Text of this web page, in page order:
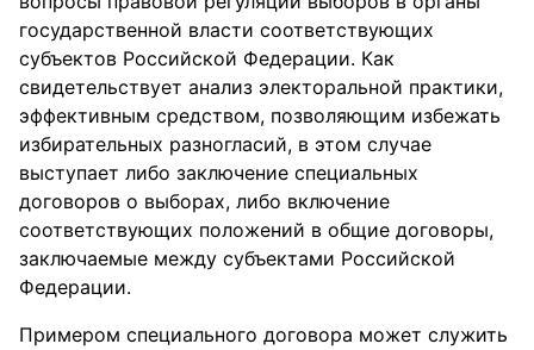
государственной власти соответствующих
субъектов Российской Федерации. Как
свидетельствует анализ электоральной практики,
эффективным средством, позволяющим избежать
избирательных разногласий, в этом случае
выступает либо заключение специальных
договоров о выборах, либо включение
соответствующих положений в общие договоры,
заключаемые между субъектами Российской
Федерации.
Примером специального договора может служить